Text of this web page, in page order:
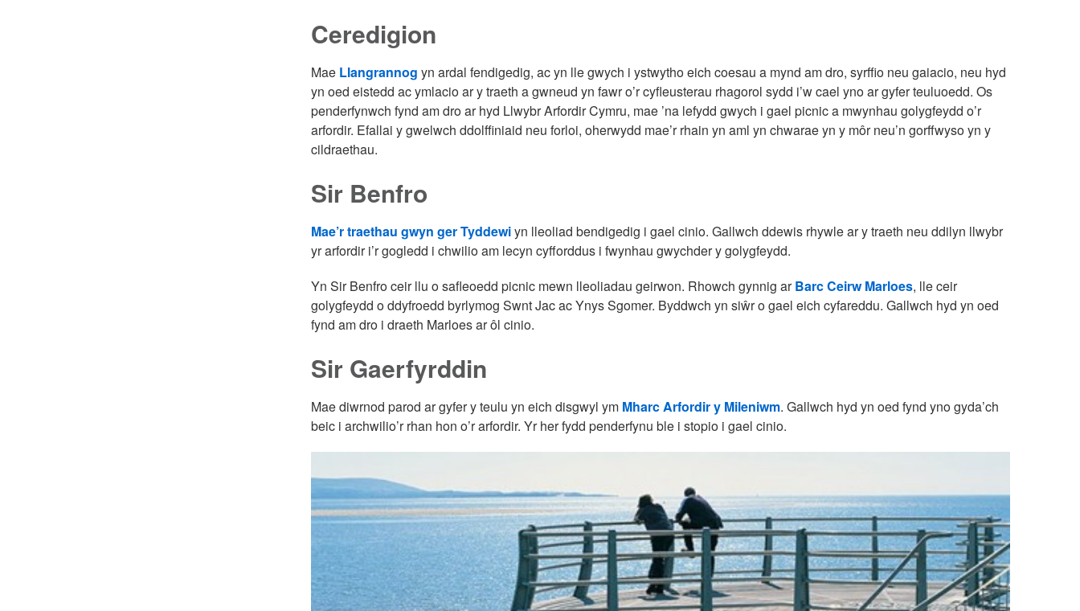
Ceredigion
Mae Llangrannog yn ardal fendigedig, ac yn lle gwych i ystwytho eich coesau a mynd am dro, syrffio neu gaiacio, neu hyd
yn oed eistedd ac ymlacio ar y traeth a gwneud yn fawr o’r cyfleusterau rhagorol sydd i’w cael yno ar gyfer teuluoedd. Os
penderfynwch fynd am dro ar hyd Llwybr Arfordir Cymru, mae ’na lefydd gwych i gael picnic a mwynhau golygfeydd o’r
arfordir. Efallai y gwelwch ddolffiniaid neu forloi, oherwydd mae’r rhain yn aml yn chwarae yn y môr neu’n gorffwyso yn y
cildraethau.
Sir Benfro
Mae’r traethau gwyn ger Tyddewiyn lleoliad bendigedig i gael cinio. Gallwch ddewis rhywle ar y traeth neu ddilyn llwybr
yr arfordir i’r gogledd i chwilio am lecyn cyfforddus i fwynhau gwychder y golygfeydd.
Yn Sir Benfro ceir llu o safleoedd picnic mewn lleoliadau geirwon. Rhowch gynnig arBarc Ceirw Marloes, lle ceir
golygfeydd o ddyfroedd byrlymog Swnt Jac ac Ynys Sgomer. Byddwch yn siŵr o gael eich cyfareddu. Gallwch hyd yn oed
fynd am dro i draeth Marloes ar ôl cinio.
Sir Gaerfyrddin
Mae diwrnod parod ar gyfer y teulu yn eich disgwyl ym Mharc Arfordir y Mileniwm. Gallwch hyd yn oed fynd yno gyda’ch
beic i archwilio’r rhan hon o’r arfordir. Yr her fydd penderfynu ble i stopio i gael cinio.